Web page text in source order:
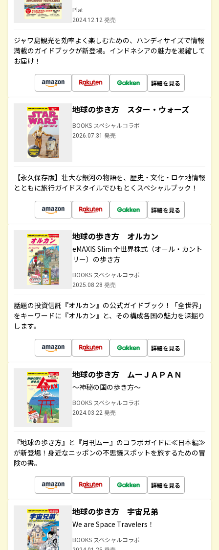
Plat
2024.12.12 発売
ジャワ島観光を効率よく楽しむための、ハンディサイズで情報
満載のガイドブックが新登場。インドネシアの魅力を凝縮して
お届け！
詳細を見る
地球の歩き方 スター・ウォーズ
BOOKS スペシャルコラボ
2026.07.31 発売
【永久保存版】壮大な銀河の物語を、歴史・文化・ロケ地情報
とともに旅行ガイドスタイルでひもとくスペシャルブック！
詳細を見る
地球の歩き方 オルカン
eMAXIS Slim 全世界株式（オール・カント
リー）の歩き方
BOOKS スペシャルコラボ
2025.08.28 発売
話題の投資信託『オルカン』の公式ガイドブック！「全世界」
をキーワードに『オルカン』と、その構成各国の魅力を深掘り
します。
詳細を見る
地球の歩き方 ムーＪＡＰＡＮ
～神秘の国の歩き方～
BOOKS スペシャルコラボ
2024.03.22 発売
『地球の歩き方』と『月刊ムー』のコラボガイドに≪日本編≫
が新登場！身近なニッポンの不思議スポットを旅するための冒
険の書。
詳細を見る
地球の歩き方 宇宙兄弟
We are Space Travelers！
BOOKS スペシャルコラボ